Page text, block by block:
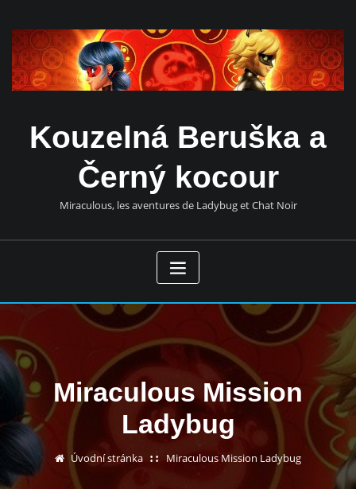
Kouzelná Beruška a
Černý kocour
Miraculous, les aventures de Ladybug et Chat Noir
Miraculous Mission
Ladybug
Úvodní stránka Miraculous Mission Ladybug